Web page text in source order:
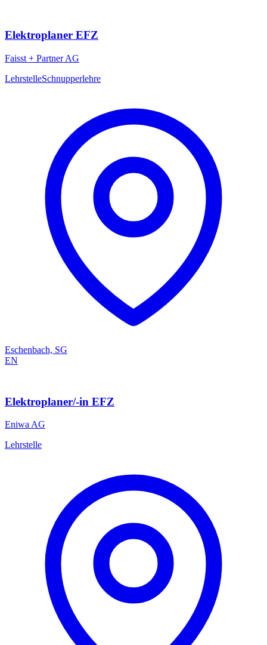
Elektroplaner EFZ
Faisst + Partner AG
LehrstelleSchnupperlehre
Eschenbach, SG
EN
Elektroplaner/-in EFZ
Eniwa AG
Lehrstelle